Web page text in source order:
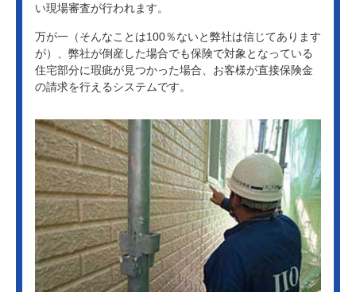
い現場審査が行われます。
万が一（そんなことは100％ないと弊社は信じてあります
が）、弊社が倒産した場合でも保険で対象となっている
住宅部分に瑕疵が見つかった場合、お客様が直接保険金
の請求を行えるシステムです。